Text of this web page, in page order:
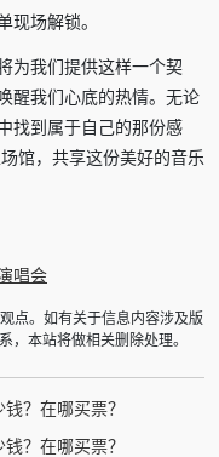
场解锁。
为我们提供这样一个契
醒我们心底的热情。无论
找到属于自己的那份感
馆，共享这份美好的音乐
唱会
点。如有关于信息内容涉及版
，本站将做相关删除处理。
？在哪买票？
？在哪买票？